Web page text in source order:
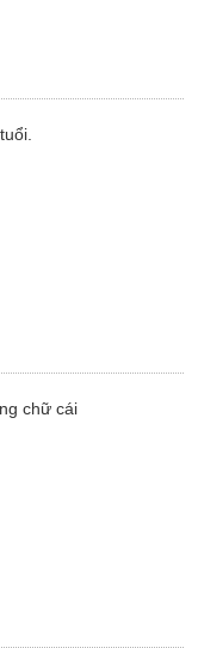
chữ cái